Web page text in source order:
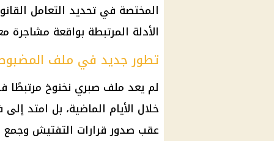
المختصة في تحديد التعامل
الأدلة المرتبطة بواقعة مشاجرة
تطور جديد في ملف
لم يعد ملف صبري نخنوخ مرتبطًا
خلال الأيام الماضية، بل امتد
عقب صدور قرارات التفتيش وجمع